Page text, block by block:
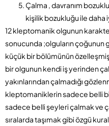
Çalma , davranım
kişilik bozukluğu ile daha
12 kleptomanik olgunun
sonucunda ;olguların çoğunun
küçük bir bölümünün
bir olgunun kendi iş yerinden
yakınlarından çalmadığı
kleptomaniklerin sadece belli
sadece belli şeyleri çalmak ve
sıralarda taşımak gibi özgü